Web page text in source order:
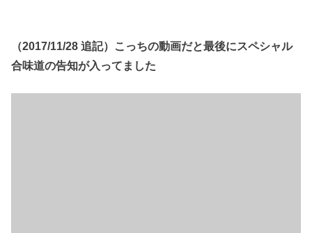
（2017/11/28 追記）こっちの動画だと最後にスペシャル
合味道の告知が入ってました